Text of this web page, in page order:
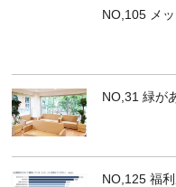
NO,105 メ
NO,31 緑が
NO,125 福